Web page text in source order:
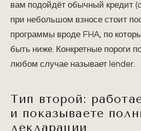
вам подойдёт обычный кредит
при небольшом взносе стоит
программы вроде FHA, по
быть ниже. Конкретные пороги
любом случае называет lender.
Тип второй:
и показываете
декларации